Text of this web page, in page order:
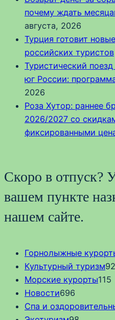
почему ждать
августа, 2026
Турция готовит
российских туристов
Туристический
юг России:
2026
Роза Хутор: раннее
2026/2027 со
фиксированными
Скоро в отпуск?
вашем пункте
нашем сайте.
Горнолыжные
Культурный туризм92
Морские курорты115
Новости696
Спа и